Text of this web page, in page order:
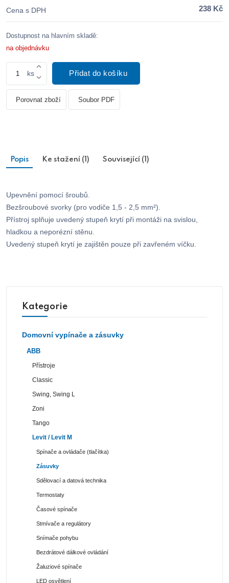
Cena s DPH 238 Kč
Dostupnost na hlavním skladě:
na objednávku
ks Přidat do košíku
Porovnat zboží Soubor PDF
Popis Ke stažení (1) Související (1)
Upevnění pomocí šroubů.
Bezšroubové svorky (pro vodiče 1,5 - 2,5 mm²).
Přístroj splňuje uvedený stupeň krytí při montáži na svislou,
hladkou a neporézní stěnu.
Uvedený stupeň krytí je zajištěn pouze při zavřeném víčku.
Kategorie
Domovní vypínače a zásuvky
ABB
Přístroje
Classic
Swing, Swing L
Zoni
Tango
Levit / Levit M
Spínače a ovládače (tlačítka)
Zásuvky
Sdělovací a datová technika
Termostaty
Časové spínače
Stmívače a regulátory
Snímače pohybu
Bezdrátové dálkové ovládání
Žaluziové spínače
LED osvětlení